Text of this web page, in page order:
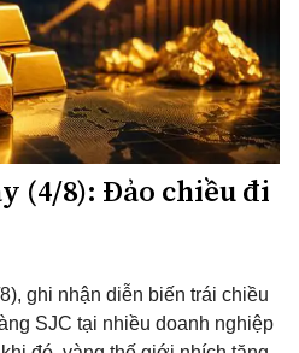
(4/8): Đảo chiều đi
ghi nhận diễn biến trái chiều
SJC tại nhiều doanh nghiệp